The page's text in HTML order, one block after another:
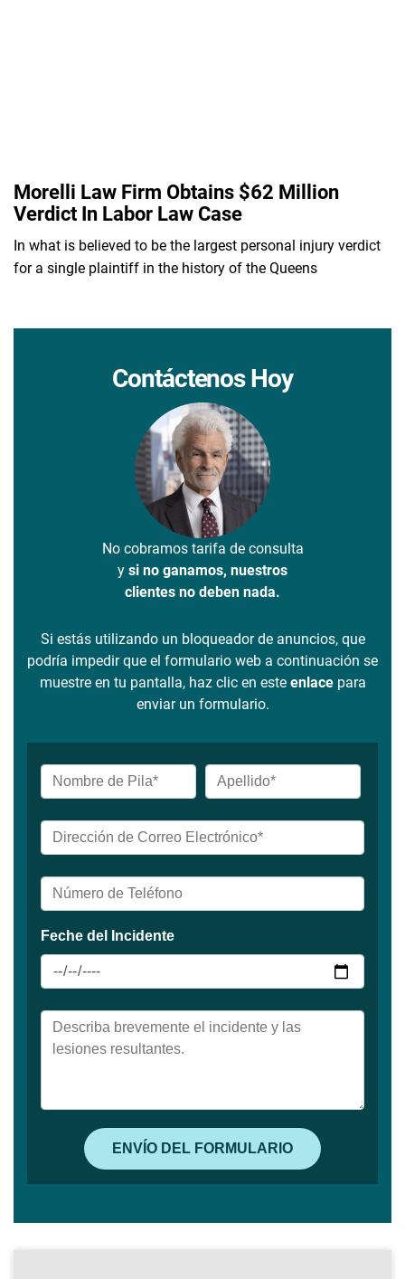
Morelli Law Firm Obtains $62 Million
Verdict In Labor Law Case
In what is believed to be the largest personal injury verdict
for a single plaintiff in the history of the Queens
Contáctenos Hoy
No cobramos tarifa de consulta
y si no ganamos, nuestros
clientes no deben nada.
Si estás utilizando un bloqueador de anuncios, que
podría impedir que el formulario web a continuación se
muestre en tu pantalla, haz clic en este enlacepara
enviar un formulario.